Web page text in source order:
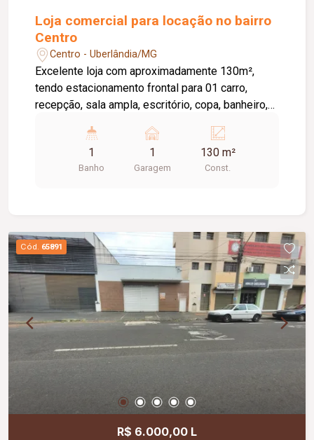
Loja comercial para locação no bairro
Centro
Centro - Uberlândia/MG
Excelente loja com aproximadamente 130m²,
tendo estacionamento frontal para 01 carro,
recepção, sala ampla, escritório, copa, banheiro,
1
Banho
1
Garagem
130 m²
Const.
Cód. 65891
R$ 6.000,00 L